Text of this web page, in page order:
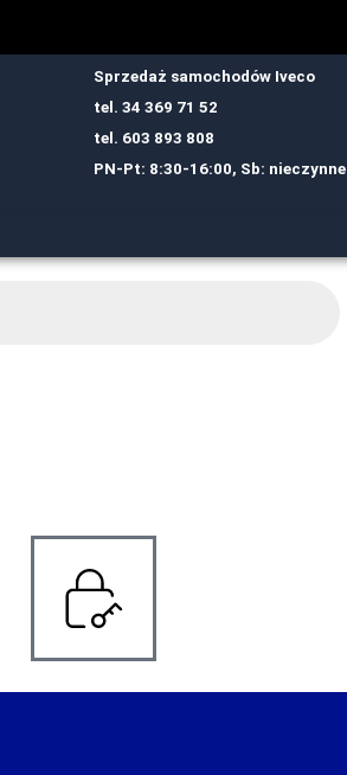
Sprzedaż samochodów Iveco
tel. 34 369 71 52
tel. 603 893 808
PN-Pt: 8:30-16:00, Sb: nieczynne